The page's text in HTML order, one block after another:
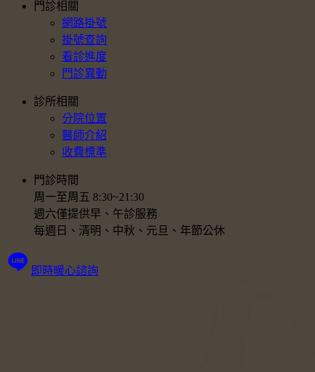
門診相關
網路掛號
掛號查詢
看診進度
門診異動
診所相關
分院位置
醫師介紹
收費標準
門診時間
周一至周五 8:30~21:30
週六僅提供早、午診服務
每週日、清明、中秋、元旦、年節公休
即時暖心諮詢